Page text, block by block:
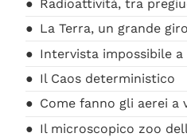
Radioattività, tra
La Terra, un grande
Intervista impossibile a
Il Caos deterministico
Come fanno gli aerei a
Il microscopico zoo